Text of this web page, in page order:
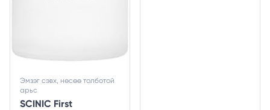
SCINIC First
Эмзэг сэвх, нөсөө толботой
арьс